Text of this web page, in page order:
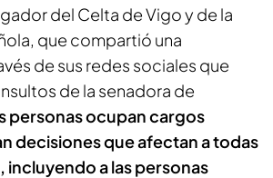
del Celta de Vigo y de la
que compartió una
de sus redes sociales que
de la senadora de
personas ocupan cargos
decisiones que afectan a todas
incluyendo a las personas